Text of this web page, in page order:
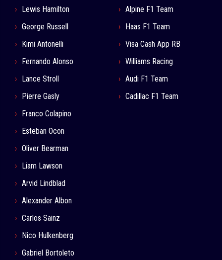
Lewis Hamilton
George Russell
Kimi Antonelli
Fernando Alonso
Lance Stroll
Pierre Gasly
Franco Colapino
Esteban Ocon
Oliver Bearman
Liam Lawson
Arvid Lindblad
Alexander Albon
Carlos Sainz
Nico Hulkenberg
Gabriel Bortoleto
Alpine F1 Team
Haas F1 Team
Visa Cash App RB
Williams Racing
Audi F1 Team
Cadillac F1 Team